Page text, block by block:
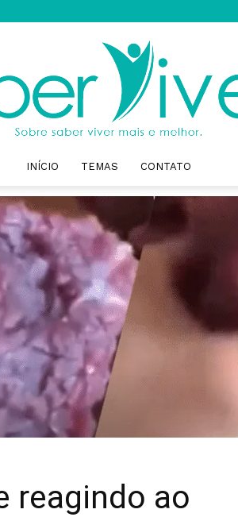
Saber
Viver
INÍCIO TEMAS CONTATO
reagindo ao